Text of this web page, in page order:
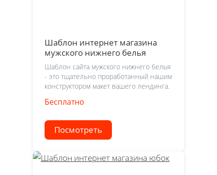
Шаблон интернет магазина
мужского нижнего белья
Шаблон сайта мужского нижнего белья
- это тщательно проработанный нашим
конструктором макет вашего лендинга.
Бесплатно
Посмотреть